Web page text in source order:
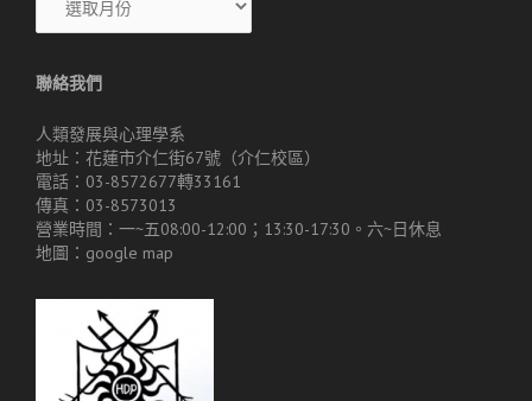
聯絡我們
人類發展與心理學系
地址：花蓮市介仁街67號（介仁校區）
電話：03-8572677轉33161
傳真：03-8573013
營業時間：一~五08:00-12:00；13:30-17:30。六~日休息
地圖： google map